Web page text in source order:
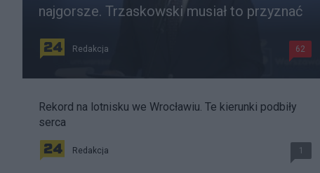
najgorsze. Trzaskowski musiał to przyznać
Redakcja 62
Rekord na lotnisku we Wrocławiu. Te kierunki podbiły
serca
Redakcja 1